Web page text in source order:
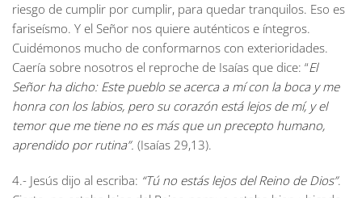
riesgo de cumplir por cumplir, para quedar tranquilos. Eso es
fariseísmo. Y el Señor nos quiere auténticos e íntegros.
Cuidémonos mucho de conformarnos con exterioridades.
Caería sobre nosotros el reproche de Isaías que dice: “El
Señor ha dicho: Este pueblo se acerca a mí con la boca y me
honra con los labios, pero su corazón está lejos de mí, y el
temor que me tiene no es más que un precepto humano,
aprendido por rutina”. (Isaías 29,13).
4.- Jesús dijo al escriba: “Tú no estás lejos del Reino de Dios”.